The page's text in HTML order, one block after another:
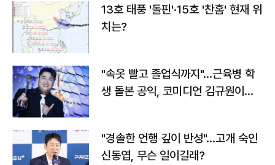
13호 태풍 '돌핀'·15호 '찬홈' 현재 위
치는?
"속옷 빨고 졸업식까지"…근육병 학
생 돌본 공익, 코미디언 김규원이었
"경솔한 언행 깊이 반성"…고개 숙인
신동엽, 무슨 일이길래?